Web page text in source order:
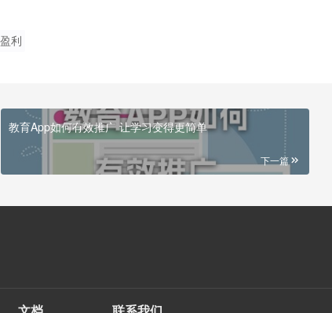
利
教育App如何有效推广 让学习变得更简单
下一篇